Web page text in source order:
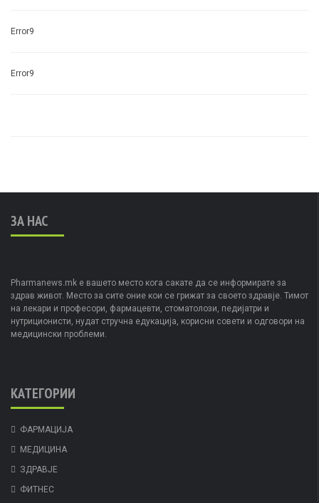
Error9
Error9
ЗА НАС
Pharmanews.mk е вашето место кога сакате да се информирате за
здрав живот. Место за сите оние кои се грижат за своето здравје. Тимот
на лекари и професори, фармацевти, стоматолози, педијатри и
нутриционисти, нудат стручна едукација, корисни совети и одговори на
медицински проблеми.
КАТЕГОРИИ
ФАРМАЦИЈА
МЕДИЦИНА
ЗДРАВЈЕ
ФИТНЕС